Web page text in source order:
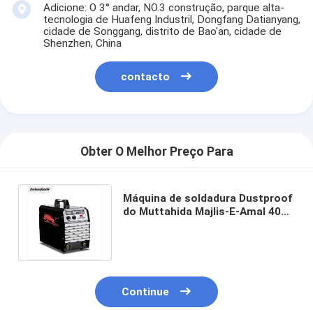
Adicione: O 3° andar, NO.3 construção, parque alta-
tecnologia de Huafeng Industril, Dongfang Datianyang,
cidade de Songgang, distrito de Bao'an, cidade de
Shenzhen, China
contacto
Obter O Melhor Preço Para
Máquina de soldadura Dustproof
do Muttahida Majlis-E-Amal 400
Continue